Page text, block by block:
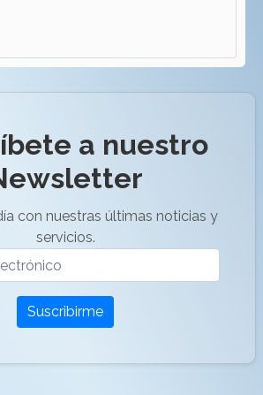
a nuestro
con nuestras últimas noticias y
servicios.
Suscribirme